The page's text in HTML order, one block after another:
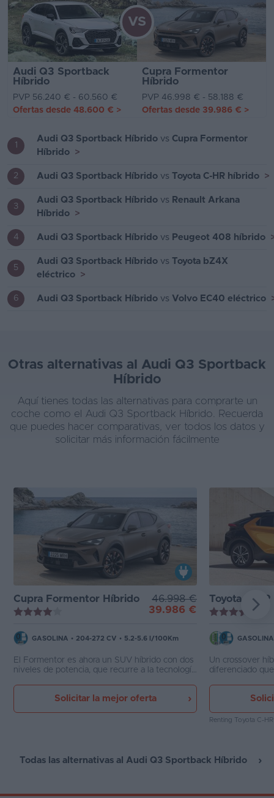
Audi Q3 Sportback
Híbrido
Cupra Formentor
Híbrido
VS
PVP 56.240 € - 60.560 €
PVP 46.998 € - 58.188 €
Ofertas desde 48.600 € > Ofertas desde 39.986 € >
1
Audi Q3 Sportback Híbrido vs Cupra Formentor
Híbrido >
2 Audi Q3 Sportback Híbrido vs Toyota C-HR híbrido >
3
Audi Q3 Sportback Híbrido vs Renault Arkana
Híbrido >
4 Audi Q3 Sportback Híbrido vs Peugeot 408 híbrido
5
Audi Q3 Sportback Híbrido vs Toyota bZ4X
eléctrico >
6 Audi Q3 Sportback Híbrido vs Volvo EC40 eléctrico
Otras alternativas al Audi Q3 Sportback
Híbrido
Aquí tienes todas las alternativas para comprarte un
coche como el Audi Q3 Sportback Híbrido. Recuerda
que puedes hacer comparativas, ver todos los datos y
solicitar más información fácilmente
Cupra Formentor Híbrido
46.998 €
39.986 €
GASOLINA • 204-272 CV • 5.2-5.6 l/100Km
El Formentor es ahora un SUV híbrido con dos
niveles de potencia, que recurre a la tecnología
Volkswagen.
Solicitar la mejor oferta
Toyota C-
GASOLINA
Un crossover
diferenciado
está entre sus
posibilidades
la cabeza de su
elegir la
Renting Toyota C-
Todas las alternativas al Audi Q3 Sportback Híbrido